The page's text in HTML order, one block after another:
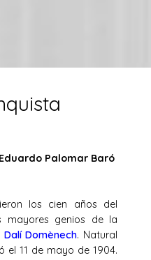
Eduardo Palomar Baró
los cien años del
mayores genios de la
Dalí Domènech. Natural
el 11 de mayo de 1904.